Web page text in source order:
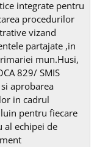
integrate pentru
procedurilor
vizand
partajate ,in
mun.Husi,
829/ SMIS
aprobarea
in cadrul
pentru fiecare
al echipei de